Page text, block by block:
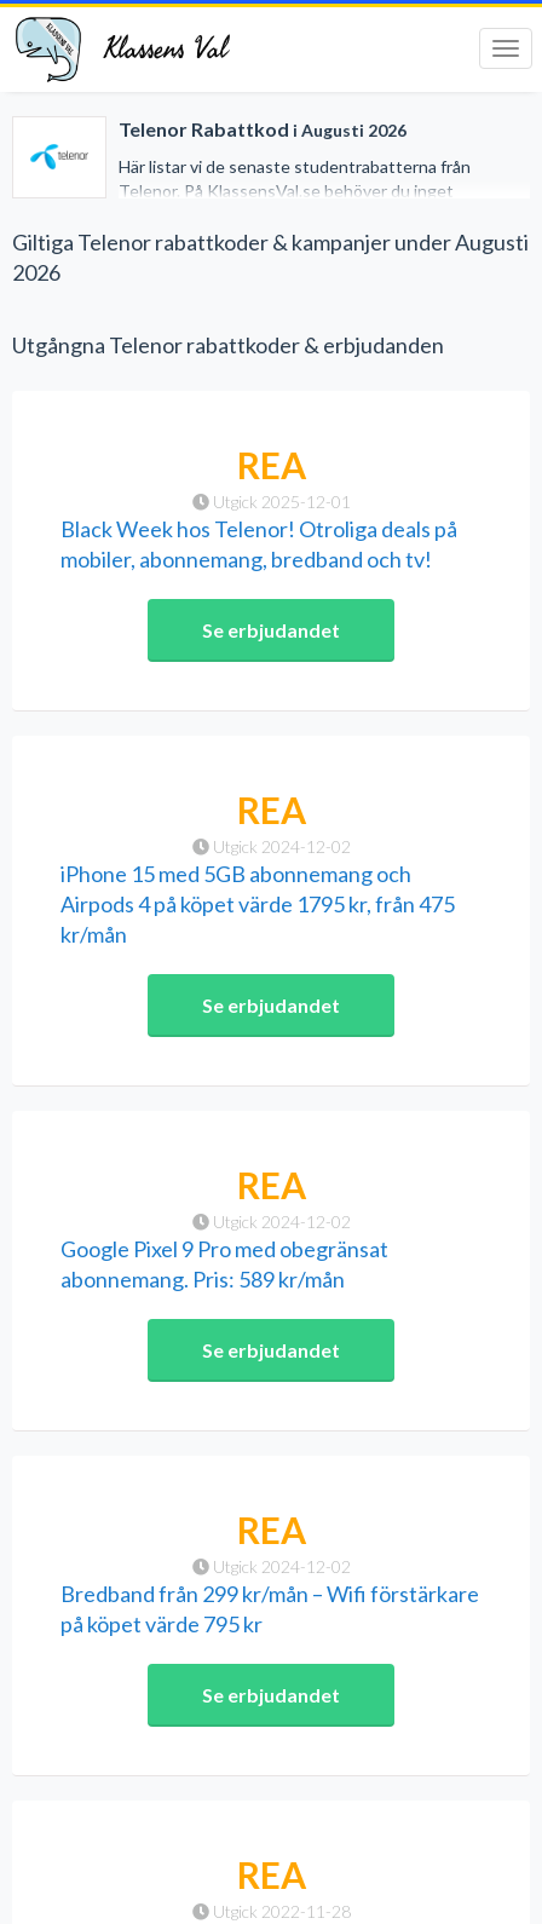
Klassens Val
Telenor Rabattkod i Augusti 2026
Här listar vi de senaste studentrabatterna från
Telenor. På KlassensVal.se behöver du inget
handlar på nätet. Vi har gjort det lätt för dig genom att
Giltiga Telenor rabattkoder & kampanjer under Augusti
2026
Utgångna Telenor rabattkoder & erbjudanden
Utgick 2025-12-01
REA
Black Week hos Telenor! Otroliga deals på
mobiler, abonnemang, bredband och tv!
Se erbjudandet
Utgick 2024-12-02
REA
iPhone 15 med 5GB abonnemang och
Airpods 4 på köpet värde 1795 kr, från 475
kr/mån
Se erbjudandet
Utgick 2024-12-02
REA
Google Pixel 9 Pro med obegränsat
abonnemang. Pris: 589 kr/mån
Se erbjudandet
Utgick 2024-12-02
REA
Bredband från 299 kr/mån – Wifi förstärkare
på köpet värde 795 kr
Se erbjudandet
Utgick 2022-11-28
REA